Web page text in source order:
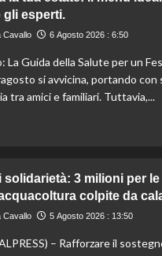
esperti.
Cavallo 6 Agosto 2026 : 6:50
La Guida della Salute per un
si avvicina, portando con
tra amici e familiari. Tuttavia,...
solidarietà: 3 milioni per
colpite da
Cavallo 5 Agosto 2026 : 13:50
– Rafforzare il